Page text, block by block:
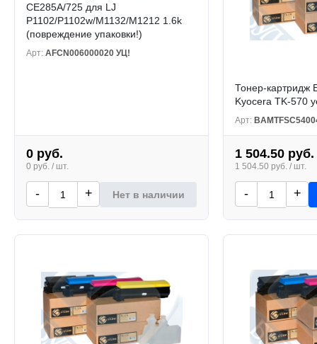
CE285A/725 для LJ
P1102/P1102w/M1132/M1212 1.6k
(повреждение упаковки!)
Арт: AFCN006000020 УЦ!
0 руб.
0 руб. / шт.
- + Нет в наличии
Тонер-картридж
Kyocera TK-570
Арт:
1 504.50 руб.
1 504.50 руб. / шт.
- +